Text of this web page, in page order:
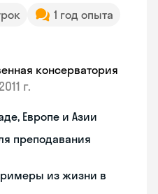
1 год опыта
консерватория
2011 г.
Европе и Азии
преподавания
из жизни в